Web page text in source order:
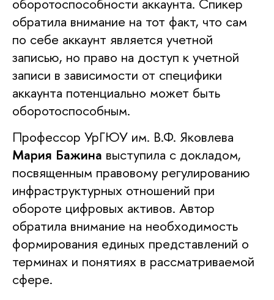
обратила внимание на тот факт, что сам
по себе аккаунт является учетной
записью, но право на доступ к учетной
записи в зависимости от специфики
аккаунта потенциально может быть
оборотоспособным.
Профессор УрГЮУ им. В.Ф. Яковлева
Мария Бажина выступила с докладом,
посвященным правовому регулированию
инфраструктурных отношений при
обороте цифровых активов. Автор
обратила внимание на необходимость
формирования единых представлений о
терминах и понятиях в рассматриваемой
сфере.